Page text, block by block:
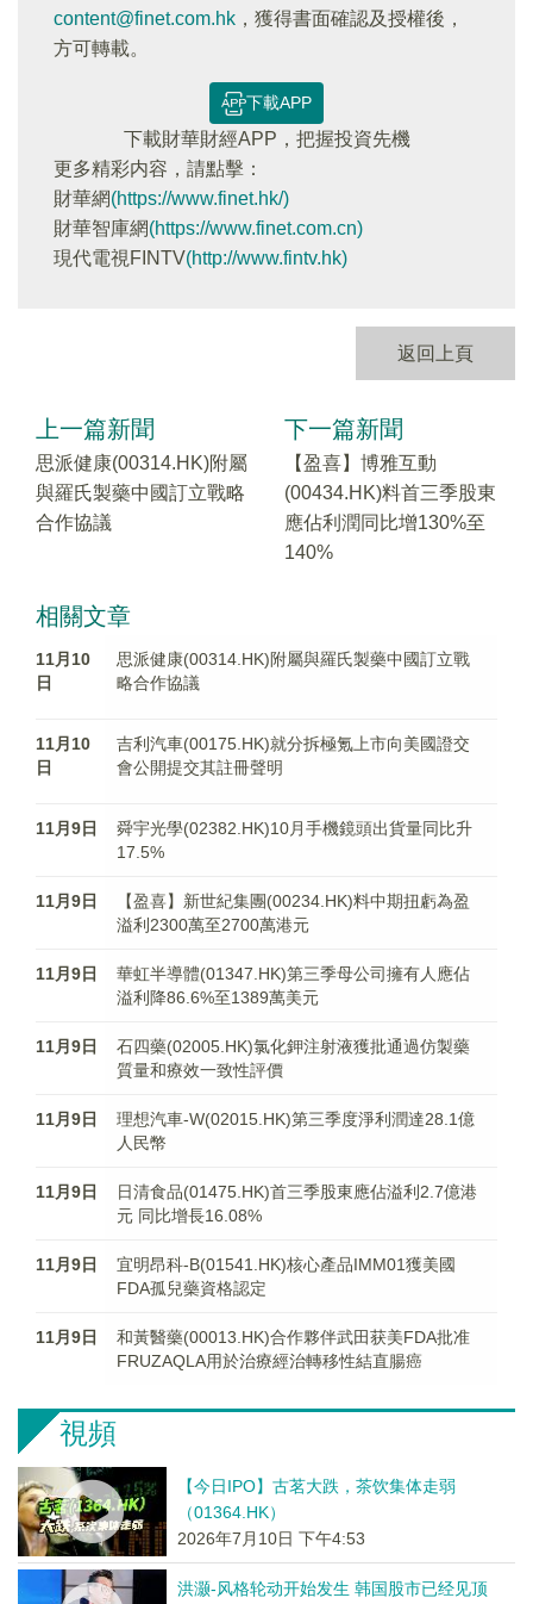
content@finet.com.hk ，獲得書面確認及授權後，
方可轉載。
下載APP
下載財華財經APP，把握投資先機
更多精彩内容，請點擊：
財華網(https://www.finet.hk/)
財華智庫網(https://www.finet.com.cn)
現代電視FINTV(http://www.fintv.hk)
返回上頁
上一篇新聞
思派健康(00314.HK)附屬
與羅氏製藥中國訂立戰略
合作協議
下一篇新聞
【盈喜】博雅互動
(00434.HK)料首三季股東
應佔利潤同比增130%至
140%
相關文章
11月10
日
思派健康(00314.HK)附屬與羅氏製藥中國訂立戰
略合作協議
11月10
日
吉利汽車(00175.HK)就分拆極氪上市向美國證交
會公開提交其註冊聲明
11月9日
舜宇光學(02382.HK)10月手機鏡頭出貨量同比升
17.5%
11月9日
【盈喜】新世紀集團(00234.HK)料中期扭虧為盈
溢利2300萬至2700萬港元
11月9日
華虹半導體(01347.HK)第三季母公司擁有人應佔
溢利降86.6%至1389萬美元
11月9日
石四藥(02005.HK)氯化鉀注射液獲批通過仿製藥
質量和療效一致性評價
11月9日
理想汽車-W(02015.HK)第三季度淨利潤達28.1億
人民幣
11月9日
日清食品(01475.HK)首三季股東應佔溢利2.7億港
元 同比增長16.08%
11月9日
宜明昂科-B(01541.HK)核心產品IMM01獲美國
FDA孤兒藥資格認定
11月9日
和黃醫藥(00013.HK)合作夥伴武田获美FDA批准
FRUZAQLA用於治療經治轉移性結直腸癌
視頻
【今日IPO】古茗大跌，茶饮集体走弱
（01364.HK）
2026年7月10日 下午4:53
洪灏-风格轮动开始发生 韩国股市已经见顶